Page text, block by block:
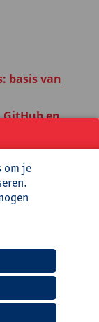
basis van
en
basis van
visueel
basis van
om je